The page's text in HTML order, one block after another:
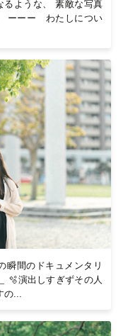
るような、 素敵な写真
ーーー わたしについ
瞬間のドキュメンタリ
🫧演出しすぎずその人
...